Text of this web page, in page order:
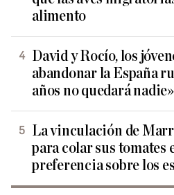
alimento
David y Rocío, los
abandonar la España
años no quedará nadie»
La vinculación de
para colar sus tomates
preferencia sobre los